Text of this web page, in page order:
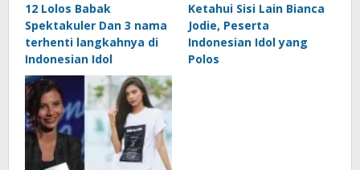
12 Lolos Babak
Spektakuler Dan 3 nama
terhenti langkahnya di
Indonesian Idol
Ketahui Sisi Lain Bianca
Jodie, Peserta
Indonesian Idol yang
Polos